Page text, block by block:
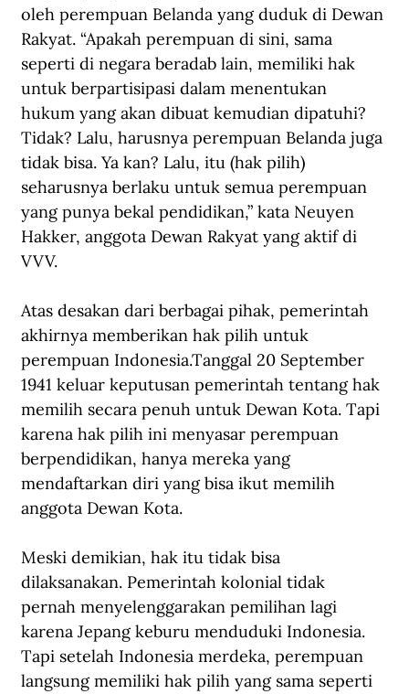
oleh perempuan Belanda yang duduk di Dewan
Rakyat. “Apakah perempuan di sini, sama
seperti di negara beradab lain, memiliki hak
untuk berpartisipasi dalam menentukan
hukum yang akan dibuat kemudian dipatuhi?
Tidak? Lalu, harusnya perempuan Belanda juga
tidak bisa. Ya kan? Lalu, itu (hak pilih)
seharusnya berlaku untuk semua perempuan
yang punya bekal pendidikan,” kata Neuyen
Hakker, anggota Dewan Rakyat yang aktif di
VVV.
Atas desakan dari berbagai pihak, pemerintah
akhirnya memberikan hak pilih untuk
perempuan Indonesia.Tanggal 20 September
1941 keluar keputusan pemerintah tentang hak
memilih secara penuh untuk Dewan Kota. Tapi
karena hak pilih ini menyasar perempuan
berpendidikan, hanya mereka yang
mendaftarkan diri yang bisa ikut memilih
anggota Dewan Kota.
Meski demikian, hak itu tidak bisa
dilaksanakan. Pemerintah kolonial tidak
pernah menyelenggarakan pemilihan lagi
karena Jepang keburu menduduki Indonesia.
Tapi setelah Indonesia merdeka, perempuan
langsung memiliki hak pilih yang sama seperti